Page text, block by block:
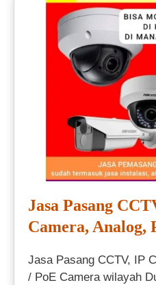
Jasa Pasang
Camera, Analog,
Jasa Pasang CCTV, IP
/ PoE Camera wilayah